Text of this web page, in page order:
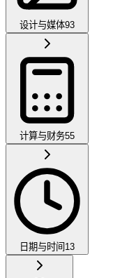
设计与媒体93
计算与财务55
日期与时间 13